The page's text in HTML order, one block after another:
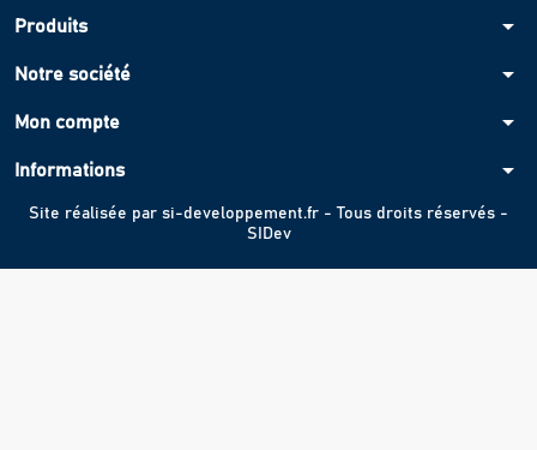
Produits arrow_drop_down
Notre société arrow_drop_down
Mon compte arrow_drop_down
Informations arrow_drop_down
Site réalisée par si-developpement.fr - Tous droits réservés -
SIDev